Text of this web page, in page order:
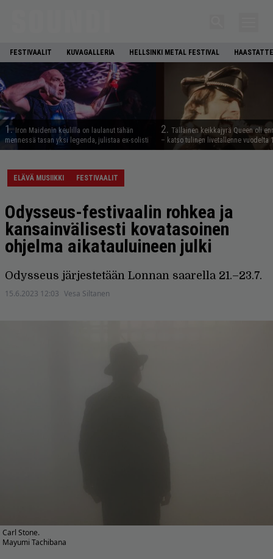
FESTIVAALIT KUVAGALLERIA HELLSINKI METAL FESTIVAL
1. Iron Maidenin keulilla on laulanut tähän
mennessä tasan yksi legenda, julistaa ex-solisti
2. Tällainen keikkajyrä Queen oli
– katso tulinen livetallenne vuodelta
ELÄVÄ MUSIIKKI FESTIVAALIT
Odysseus-festivaalin rohkea ja
kansainvälisesti kovatasoinen
ohjelma aikatauluineen julki
Odysseus järjestetään Lonnan saarella 21.–23.7.
15.6.2023 12:03 Vesa Siltanen
Carl Stone.
Mayumi Tachibana